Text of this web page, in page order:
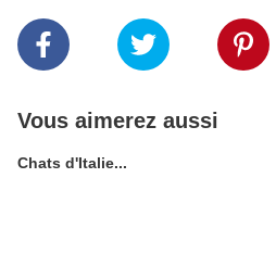
Vous aimerez aussi
Chats d'Italie...